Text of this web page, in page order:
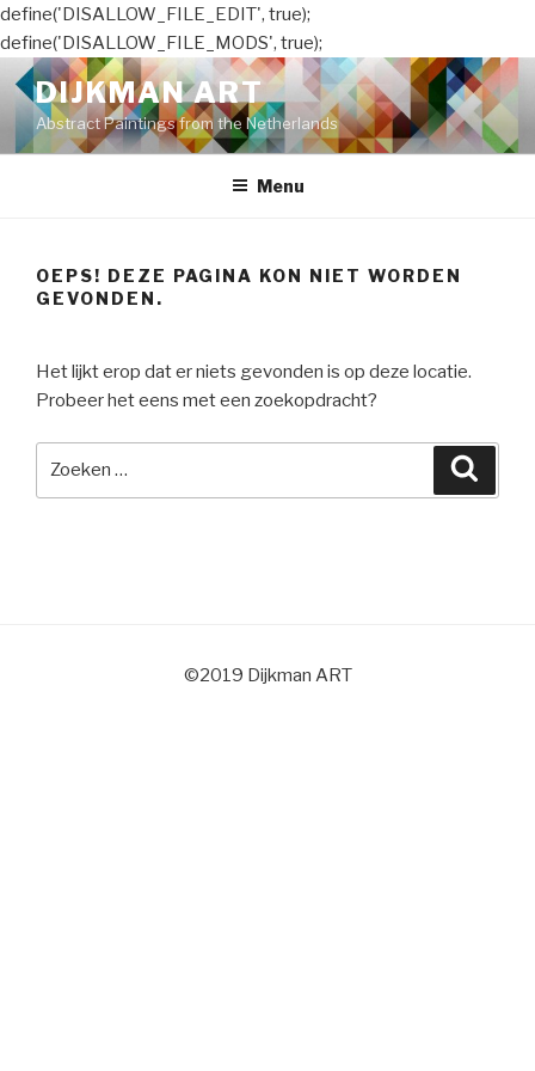
define('DISALLOW_FILE_EDIT', true);
define('DISALLOW_FILE_MODS', true);
Naar
de
inhoud
springen
DIJKMAN ART
Abstract Paintings from the Netherlands
Menu
OEPS! DEZE PAGINA KON NIET WORDEN
GEVONDEN.
Het lijkt erop dat er niets gevonden is op deze locatie.
Probeer het eens met een zoekopdracht?
©2019 Dijkman ART